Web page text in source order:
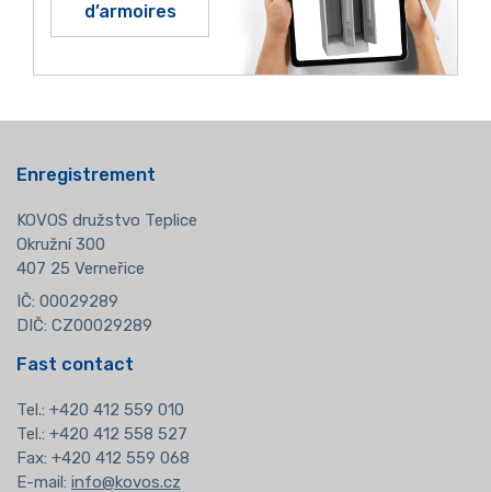
d’armoires
Enregistrement
KOVOS družstvo Teplice
Okružní 300
407 25 Verneřice
IČ: 00029289
DIČ: CZ00029289
Fast contact
Tel.: +420 412 559 010
Tel.: +420 412 558 527
Fax: +420 412 559 068
E-mail: info@kovos.cz